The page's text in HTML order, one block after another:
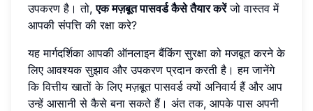
उपकरण है। तो,एक मज़बूत पासवर्ड कैसे तैयार करेंजो वास्तव में
आपकी संपत्ति की रक्षा करे?
यह मार्गदर्शिका आपकी ऑनलाइन बैंकिंग सुरक्षा को मजबूत करने के
लिए आवश्यक सुझाव और उपकरण प्रदान करती है। हम जानेंगे
कि वित्तीय खातों के लिए मज़बूत पासवर्ड क्यों अनिवार्य हैं और आप
उन्हें आसानी से कैसे बना सकते हैं। अंत तक, आपके पास अपनी